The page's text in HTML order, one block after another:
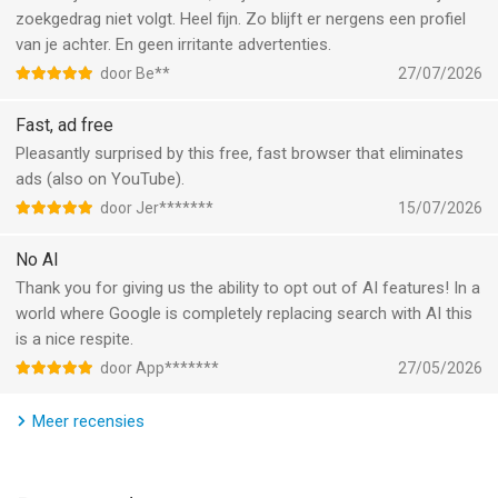
maken.
Synchroniseer en maak veilig back-ups (optioneel):
synchroniseer versleutelde bladwijzers en wachtwoorden op je
Wis je tabbladen en browsegegevens in een oogwenk met de
Fire Button.
Verban cookie pop-ups en stel automatisch je voorkeuren in
om cookies te minimaliseren en privacy te maximaliseren.
meeste browsers.
DuckDuckGo-abonnement
Abonnees krijgen:
• Ons VPN: Beveilig je verbinding op maximaal 5 apparaten.
• Toegang tot geavanceerde AI-modellen in Duck.ai: chat privé
zoekgedrag niet volgt. Heel fijn. Zo blijft er nergens een profiel
van je achter. En geen irritante advertenties.
door Be** 27/07/2026
Fast, ad free
Pleasantly surprised by this free, fast browser that eliminates
ads (also on YouTube).
door Jer******* 15/07/2026
No AI
Thank you for giving us the ability to opt out of AI features! In a
world where Google is completely replacing search with AI this
is a nice respite.
door App******* 27/05/2026
Meer recensies